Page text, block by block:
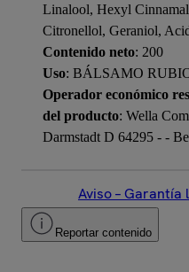
Linalool, Hexyl
Citronellol, Geraniol,
Contenido neto: 200
Uso: BÁLSAMO
Operador económico
del producto: Wella
Darmstadt D 64295 - -
Aviso – Garantía
Reportar contenido